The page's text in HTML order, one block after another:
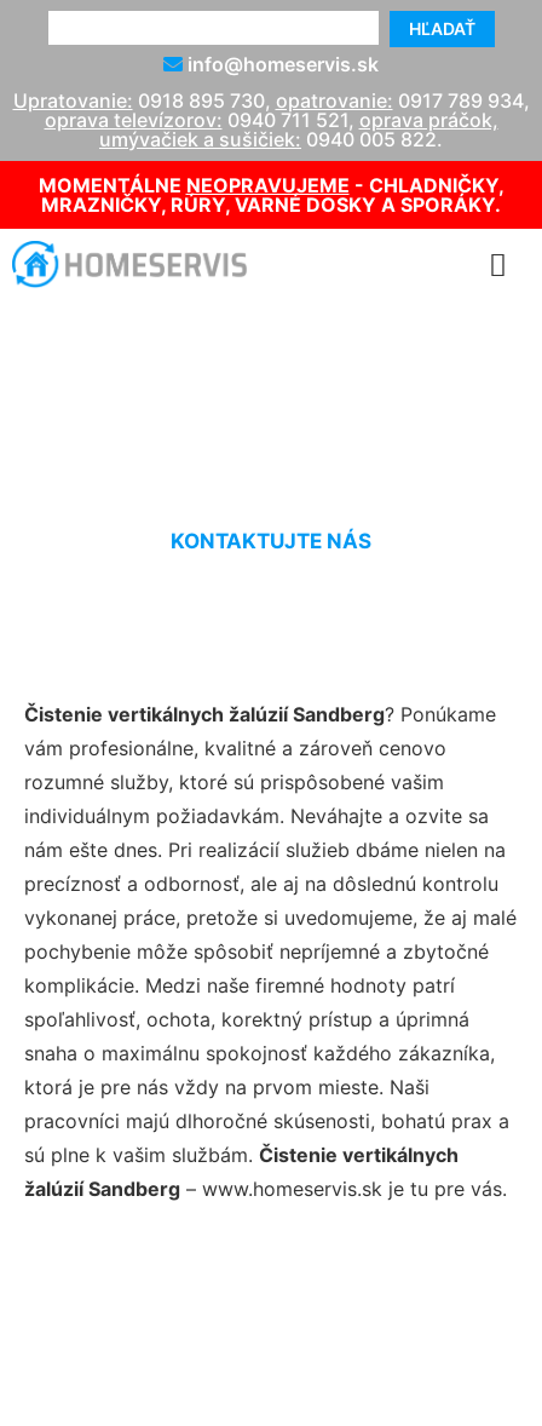
HĽADAŤ
info@homeservis.sk
Upratovanie: 0918 895 730, opatrovanie: 0917 789 934,
oprava televízorov: 0940 711 521, oprava práčok,
umývačiek a sušičiek: 0940 005 822.
MOMENTÁLNE NEOPRAVUJEME - CHLADNIČKY,
MRAZNIČKY, RÚRY, VARNÉ DOSKY A SPORÁKY.
KONTAKTUJTE NÁS
Čistenie vertikálnych žalúzií Sandberg? Ponúkame
vám profesionálne, kvalitné a zároveň cenovo
rozumné služby, ktoré sú prispôsobené vašim
individuálnym požiadavkám. Neváhajte a ozvite sa
nám ešte dnes. Pri realizácií služieb dbáme nielen na
precíznosť a odbornosť, ale aj na dôslednú kontrolu
vykonanej práce, pretože si uvedomujeme, že aj malé
pochybenie môže spôsobiť nepríjemné a zbytočné
komplikácie. Medzi naše firemné hodnoty patrí
spoľahlivosť, ochota, korektný prístup a úprimná
snaha o maximálnu spokojnosť každého zákazníka,
ktorá je pre nás vždy na prvom mieste. Naši
pracovníci majú dlhoročné skúsenosti, bohatú prax a
sú plne k vašim službám. Čistenie vertikálnych
žalúzií Sandberg – www.homeservis.sk je tu pre vás.